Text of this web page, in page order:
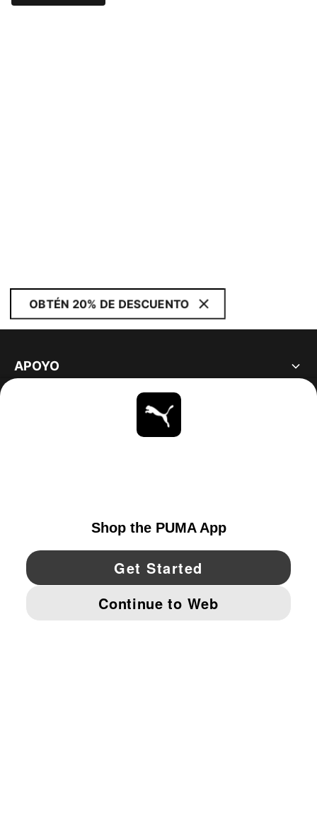
OBTÉN 20% DE DESCUENTO
APOYO
YouTube Twitter Pinterest
IMPRINT AND LEGAL DATA